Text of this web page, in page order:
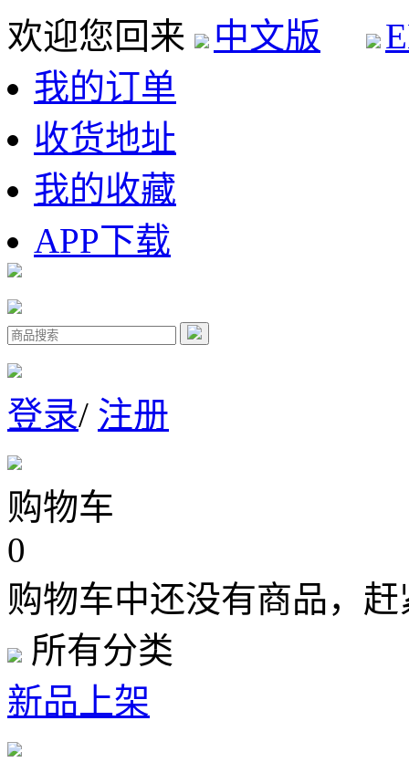
欢迎您回来 中文版
我的订单
收货地址
我的收藏
APP下载
登录/ 注册
购物车
0
购物车中还没有商品，
所有分类
新品上架